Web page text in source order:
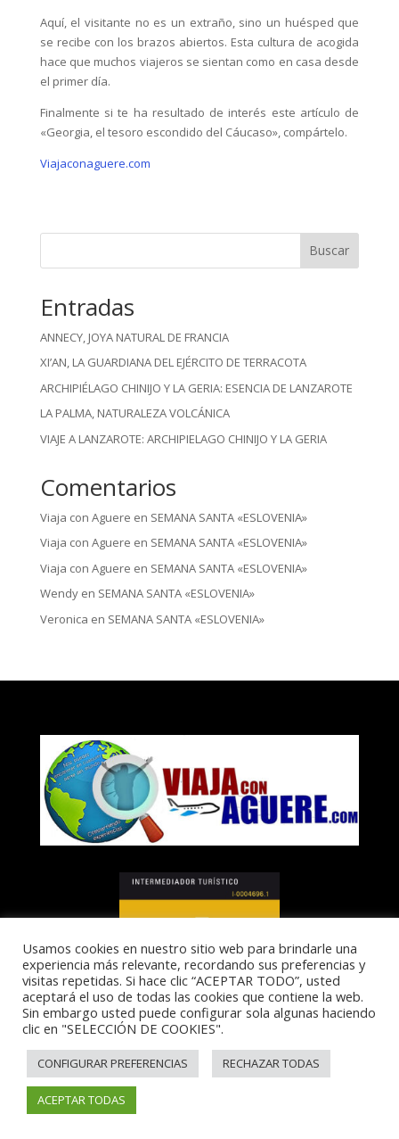
Aquí, el visitante no es un extraño, sino un huésped que
se recibe con los brazos abiertos. Esta cultura de acogida
hace que muchos viajeros se sientan como en casa desde
el primer día.
Finalmente si te ha resultado de interés este artículo de
«Georgia, el tesoro escondido del Cáucaso», compártelo.
Viajaconaguere.com
Buscar
Entradas
ANNECY, JOYA NATURAL DE FRANCIA
XI’AN, LA GUARDIANA DEL EJÉRCITO DE TERRACOTA
ARCHIPIÉLAGO CHINIJO Y LA GERIA: ESENCIA DE LANZAROTE
LA PALMA, NATURALEZA VOLCÁNICA
VIAJE A LANZAROTE: ARCHIPIELAGO CHINIJO Y LA GERIA
Comentarios
Viaja con Aguere en SEMANA SANTA «ESLOVENIA»
Viaja con Aguere en SEMANA SANTA «ESLOVENIA»
Viaja con Aguere en SEMANA SANTA «ESLOVENIA»
Wendyen SEMANA SANTA «ESLOVENIA»
Veronica en SEMANA SANTA «ESLOVENIA»
I-0004696.1
Usamos cookies en nuestro sitio web para brindarle una
experiencia más relevante, recordando sus preferencias y
visitas repetidas. Si hace clic “ACEPTAR TODO”, usted
aceptará el uso de todas las cookies que contiene la web.
Sin embargo usted puede configurar sola algunas haciendo
clic en "SELECCIÓN DE COOKIES".
CONFIGURAR PREFERENCIAS RECHAZAR TODAS
ACEPTAR TODAS